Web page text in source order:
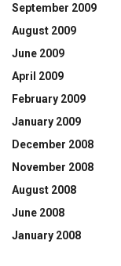
September 2009
August 2009
June 2009
April 2009
February 2009
January 2009
December 2008
November 2008
August 2008
June 2008
January 2008